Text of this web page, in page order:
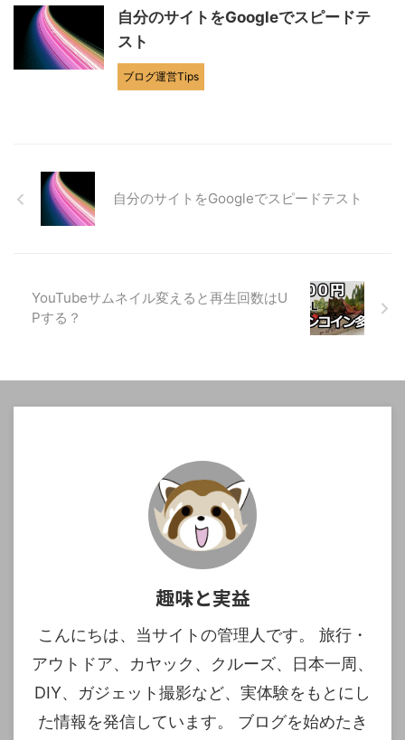
自分のサイトをGoogleでスピードテ
スト
ブログ運営Tips
自分のサイトをGoogleでスピードテスト
YouTubeサムネイル変えると再生回数はU
Pする？
趣味と実益
こんにちは、当サイトの管理人です。 旅行・
アウトドア、カヤック、クルーズ、日本一周、
DIY、ガジェット撮影など、実体験をもとにし
た情報を発信しています。 ブログを始めたき